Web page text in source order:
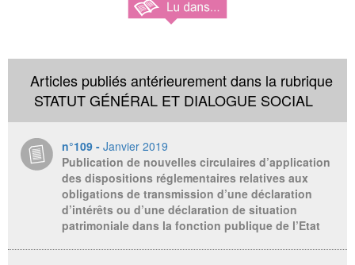
Articles publiés antérieurement dans la rubrique
STATUT GÉNÉRAL ET DIALOGUE SOCIAL
n°109 - Janvier 2019
Publication de nouvelles circulaires d’application
des dispositions réglementaires relatives aux
obligations de transmission d’une déclaration
d’intérêts ou d’une déclaration de situation
patrimoniale dans la fonction publique de l’Etat